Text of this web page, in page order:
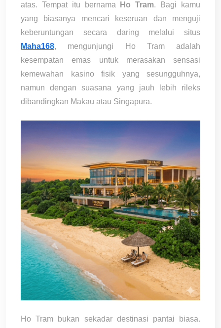
atas. Tempat itu bernama
Ho Tram. Bagi kamu
yang biasanya mencari keseruan dan menguji
keberuntungan secara daring melalui situs
Maha168, mengunjungi Ho Tram adalah
kesempatan emas untuk merasakan sensasi
kemewahan kasino fisik yang sesungguhnya,
namun dengan suasana yang jauh lebih rileks
dibandingkan Makau atau Singapura.
Ho Tram bukan sekadar destinasi pantai biasa.